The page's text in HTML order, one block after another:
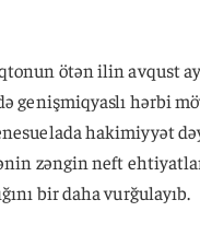
ötən ilin avqust
genişmiqyaslı hərbi
hakimiyyət
zəngin neft
bir daha vurğulayıb.